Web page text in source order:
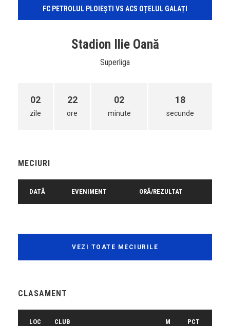
FC PETROLUL PLOIEȘTI VS ACS OȚELUL GALAȚI
Stadion Ilie Oană
Superliga
02
zile
22
ore
02
minute
18
secunde
MECIURI
DATĂ EVENIMENT ORĂ/REZULTAT
VEZI TOATE MECIURILE
CLASAMENT
LOC CLUB M PCT